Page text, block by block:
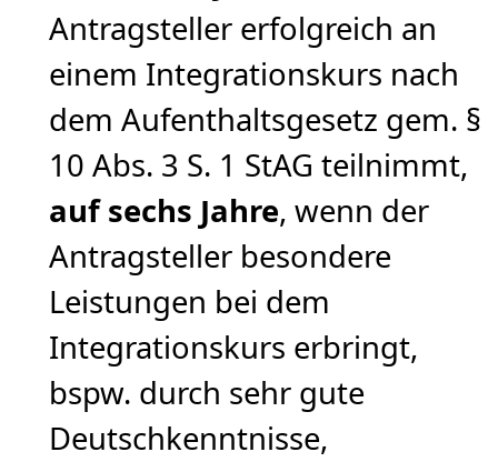
Antragsteller erfolgreich an
einem Integrationskurs nach
dem Aufenthaltsgesetz gem. §
10 Abs. 3 S. 1 StAG teilnimmt,
auf sechs Jahre, wenn der
Antragsteller besondere
Leistungen bei dem
Integrationskurs erbringt,
bspw. durch sehr gute
Deutschkenntnisse,